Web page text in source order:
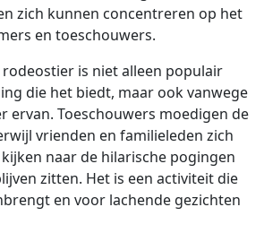
zich kunnen concentreren op het
en toeschouwers.
is niet alleen populair
die het biedt, maar ook vanwege
ervan. Toeschouwers moedigen de
vrienden en familieleden zich
naar de hilarische pogingen
zitten. Het is een activiteit die
en voor lachende gezichten